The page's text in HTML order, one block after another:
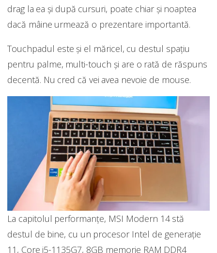
drag la ea și după cursuri, poate chiar și noaptea
dacă mâine urmează o prezentare importantă.
Touchpadul este și el măricel, cu destul spațiu
pentru palme, multi-touch și are o rată de răspuns
decentă. Nu cred că vei avea nevoie de mouse.
La capitolul performanțe, MSI Modern 14 stă
destul de bine, cu un procesor Intel de generație
11, Core i5-1135G7, 8GB memorie RAM DDR4